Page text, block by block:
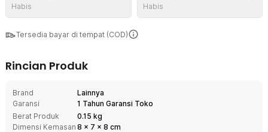
Habis Habis
Tersedia bayar di tempat (COD)
Rincian Produk
Brand
Lainnya
Garansi
1 Tahun Garansi Toko
Berat Produk
0.15 kg
Dimensi Kemasan 8 x 7 x 8 cm